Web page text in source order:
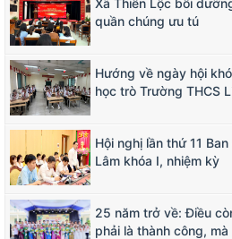
Xã Thiên Lộc bồi
quần chúng ưu tú
Hướng về ngày hội
học trò Trường THCS
Hội nghị lần thứ 11
Lâm khóa I, nhiệm kỳ
25 năm trở về: Điều
phải là thành công, mà